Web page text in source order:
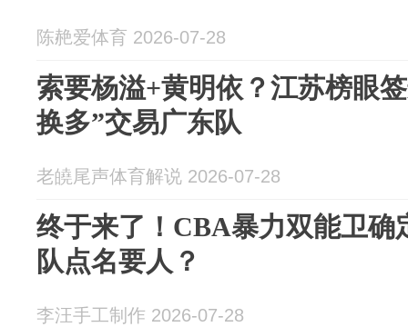
陈赩爱体育 2026-07-28
索要杨溢+黄明依？江苏榜眼
换多”交易广东队
老皢尾声体育解说 2026-07-28
终于来了！CBA暴力双能卫确
队点名要人？
李汪手工制作 2026-07-28